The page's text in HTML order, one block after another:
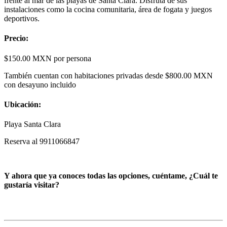
instalaciones como la cocina comunitaria, área de fogata y juegos
deportivos.
Precio:
$150.00 MXN por persona
También cuentan con habitaciones privadas desde $800.00 MXN
con desayuno incluido
Ubicación:
Playa Santa Clara
Reserva al 9911066847
Y ahora que ya conoces todas las opciones, cuéntame, ¿Cuál te
gustaría visitar?